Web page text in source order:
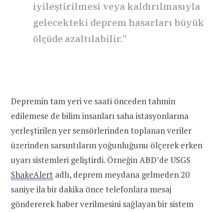
iyileştirilmesi veya kaldırılmasıyla
gelecekteki deprem hasarları büyük
ölçüde azaltılabilir.”
Depremin tam yeri ve saati önceden tahmin
edilemese de bilim insanları saha istasyonlarına
yerleştirilen yer sensörlerinden toplanan veriler
üzerinden sarsıntıların yoğunluğunu ölçerek erken
uyarı sistemleri geliştirdi. Örneğin ABD’de USGS
ShakeAlert adlı, deprem meydana gelmeden 20
saniye ila bir dakika önce telefonlara mesaj
göndererek haber verilmesini sağlayan bir sistem